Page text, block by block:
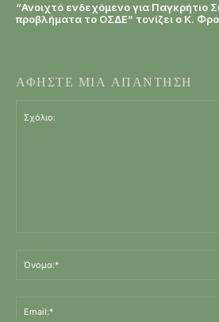
“Ανοιχτό ενδεχόμενο για Παγκρήτιο
προβλήματα το ΟΣΔΕ” τονίζει ο Κ.
ΑΦΗΣΤΕ ΜΙΑ ΑΠΑΝΤΗΣΗ